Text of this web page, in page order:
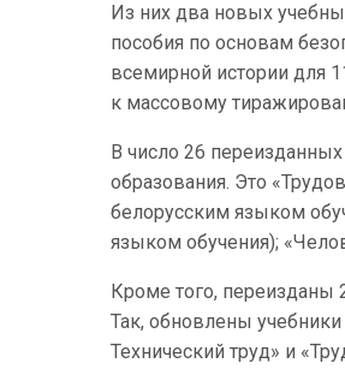
Из них два новых
пособия по основам
всемирной истории для
к массовому
В число 26
образования. Это
белорусским языком
языком обучения);
Кроме того, переизданы
Так, обновлены
Технический труд» и